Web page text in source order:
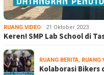
RUANG VIDEO 21 Oktober 2023
Keren! SMP Lab School di
RUANG BERITA, RUANG
Kolaborasi Bikers